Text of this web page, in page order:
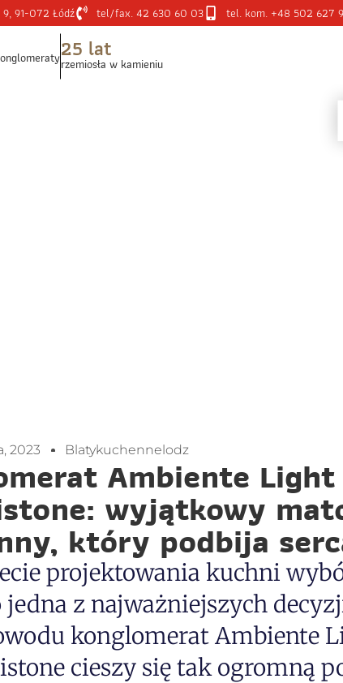
9, 91-072 Łódź tel/fax. 42 630 60 03 tel. kom. +48 502 627
25 lat
rzemiosła w kamieniu
2023 Blatykuchennelodz
Ambiente
wyjątkowy
który podbija
projektowania kuchni
z najważniejszych
konglomerat Ambiente
cieszy się tak ogromną